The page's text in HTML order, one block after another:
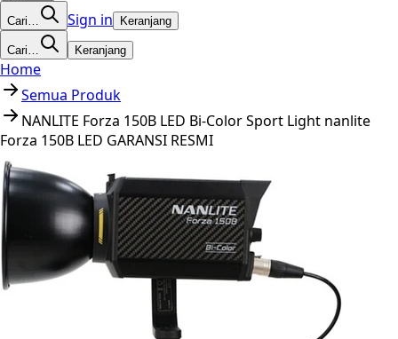
Cari… Sign in Keranjang
Cari… Keranjang
Home
Semua Produk
NANLITE Forza 150B LED Bi-Color Sport Light nanlite
Forza 150B LED GARANSI RESMI